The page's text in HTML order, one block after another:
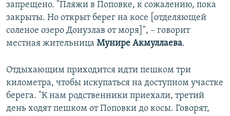
запрещено. "Пляжи в Поповке, к сожалению, пока
закрыты. Но открыт берег на косе [отделяющей
соленое озеро Донузлав от моря]", – говорит
местная жительница Мунире Акмуллаева.
Отдыхающим приходится идти пешком три
километра, чтобы искупаться на доступном участке
берега. "К нам родственники приехали, третий
день ходят пешком от Поповки до косы. Говорят,